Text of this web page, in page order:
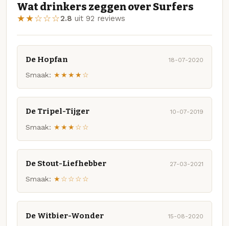
Wat drinkers zeggen over Surfers
★★☆☆☆2.8 uit 92 reviews
De Hopfan 18-07-2020
Smaak: ★★★★☆
De Tripel-Tijger 10-07-2019
Smaak: ★★★☆☆
De Stout-Liefhebber 27-03-2021
Smaak: ★☆☆☆☆
De Witbier-Wonder 15-08-2020